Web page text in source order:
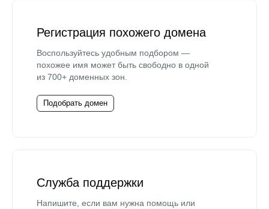
Регистрация похожего домена
Воспользуйтесь удобным подбором —
похожее имя может быть свободно в одной
из 700+ доменных зон.
Подобрать домен
Служба поддержки
Напишите, если вам нужна помощь или